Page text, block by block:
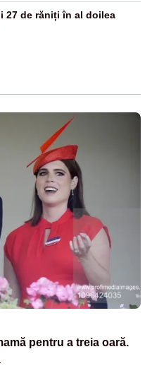
27 de răniți în al doilea
pentru a treia oară.